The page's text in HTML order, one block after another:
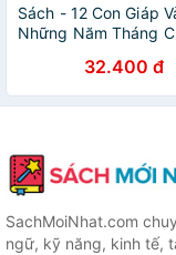
Sách - 12 Con Giáp
Những Năm Tháng
32.400 đ
SachMoiNhat.com
ngữ, kỹ năng, kinh tế,